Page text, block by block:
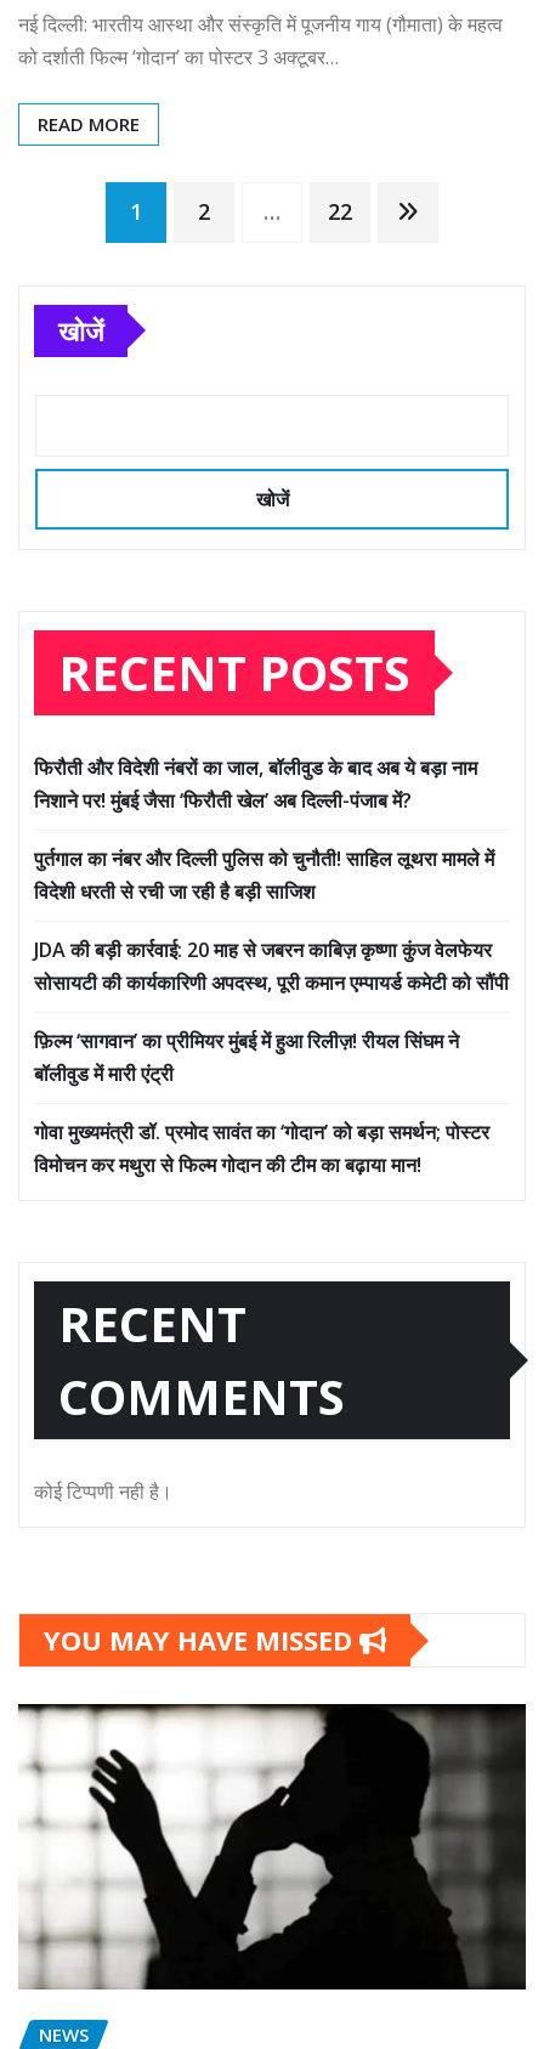
नई दिल्ली: भारतीय आस्था और संस्कृति में पूजनीय गाय (गौमाता) के महत्व
को दर्शाती फिल्म ‘गोदान’ का पोस्टर 3 अक्टूबर…
READ MORE
Posts
pagination
1 2 … 22
खोजें
खोजें
RECENT POSTS
फिरौती और विदेशी नंबरों का जाल, बॉलीवुड के बाद अब ये बड़ा नाम
निशाने पर! मुंबई जैसा ‘फिरौती खेल’ अब दिल्ली-पंजाब में?
पुर्तगाल का नंबर और दिल्ली पुलिस को चुनौती! साहिल लूथरा मामले में
विदेशी धरती से रची जा रही है बड़ी साजिश
JDA की बड़ी कार्रवाई: 20 माह से जबरन काबिज़ कृष्णा कुंज वेलफेयर
सोसायटी की कार्यकारिणी अपदस्थ, पूरी कमान एम्पायर्ड कमेटी को सौंपी
फ़िल्म ‘सागवान’ का प्रीमियर मुंबई में हुआ रिलीज़! रीयल सिंघम ने
बॉलीवुड में मारी एंट्री
गोवा मुख्यमंत्री डॉ. प्रमोद सावंत का ‘गोदान’ को बड़ा समर्थन; पोस्टर
विमोचन कर मथुरा से फिल्म गोदान की टीम का बढ़ाया मान!
RECENT
COMMENTS
कोई टिप्पणी नही है।
YOU MAY HAVE MISSED
NEWS